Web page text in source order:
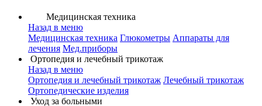
Медицинская техника
Назад в меню
Медицинская техника Глюкометры Аппараты для
лечения Мед.приборы
Ортопедия и лечебный трикотаж
Назад в меню
Ортопедия и лечебный трикотаж Лечебный трикотаж
Ортопедические изделия
Уход за больными